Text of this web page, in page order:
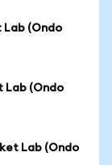
Lab (Ondo
Lab (Ondo
Lab (Ondo